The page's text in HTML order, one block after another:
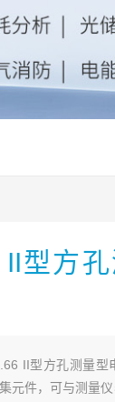
II型方
II型方孔测量型
元件，可与测量